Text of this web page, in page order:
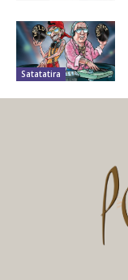
Satatatira